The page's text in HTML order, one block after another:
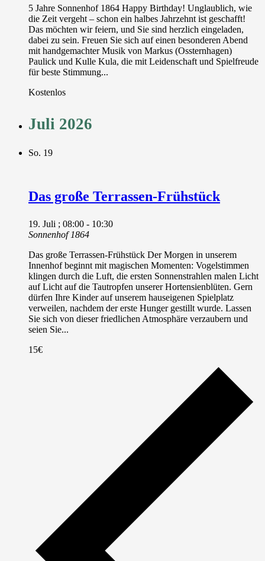
5 Jahre Sonnenhof 1864 Happy Birthday! Unglaublich, wie
die Zeit vergeht – schon ein halbes Jahrzehnt ist geschafft!
Das möchten wir feiern, und Sie sind herzlich eingeladen,
dabei zu sein. Freuen Sie sich auf einen besonderen Abend
mit handgemachter Musik von Markus (Ossternhagen)
Paulick und Kulle Kula, die mit Leidenschaft und Spielfreude
für beste Stimmung...
Kostenlos
Juli 2026
So. 19
Das große Terrassen-Frühstück
19. Juli ; 08:00 - 10:30
Sonnenhof 1864
Das große Terrassen-Frühstück Der Morgen in unserem
Innenhof beginnt mit magischen Momenten: Vogelstimmen
klingen durch die Luft, die ersten Sonnenstrahlen malen Licht
auf Licht auf die Tautropfen unserer Hortensienblüten. Gern
dürfen Ihre Kinder auf unserem hauseigenen Spielplatz
verweilen, nachdem der erste Hunger gestillt wurde. Lassen
Sie sich von dieser friedlichen Atmosphäre verzaubern und
seien Sie...
15€